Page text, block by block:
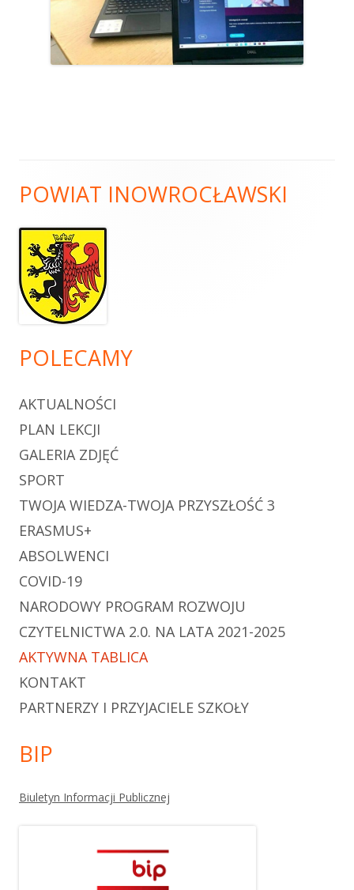
POWIAT INOWROCŁAWSKI
POLECAMY
AKTUALNOŚCI
PLAN LEKCJI
GALERIA ZDJĘĆ
SPORT
TWOJA WIEDZA-TWOJA PRZYSZŁOŚĆ 3
ERASMUS+
ABSOLWENCI
COVID-19
NARODOWY PROGRAM ROZWOJU
CZYTELNICTWA 2.0. NA LATA 2021-2025
AKTYWNA TABLICA
KONTAKT
PARTNERZY I PRZYJACIELE SZKOŁY
BIP
Biuletyn Informacji Publicznej